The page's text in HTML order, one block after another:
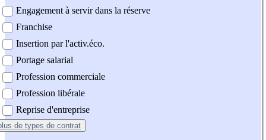
Engagement à servir dans la réserve
Franchise
Insertion par l'activ.éco.
Portage salarial
Profession commerciale
Profession libérale
Reprise d'entreprise
de types de contrat